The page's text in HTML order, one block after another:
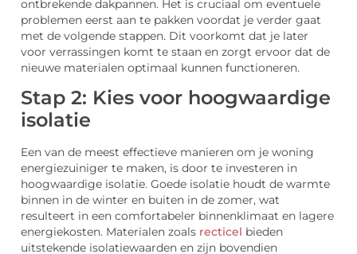
ontbrekende dakpannen. Het is cruciaal om eventuele
problemen eerst aan te pakken voordat je verder gaat
met de volgende stappen. Dit voorkomt dat je later
voor verrassingen komt te staan en zorgt ervoor dat de
nieuwe materialen optimaal kunnen functioneren.
Stap 2: Kies voor hoogwaardige
isolatie
Een van de meest effectieve manieren om je woning
energiezuiniger te maken, is door te investeren in
hoogwaardige isolatie. Goede isolatie houdt de warmte
binnen in de winter en buiten in de zomer, wat
resulteert in een comfortabeler binnenklimaat en lagere
energiekosten. Materialen zoals recticel bieden
uitstekende isolatiewaarden en zijn bovendien